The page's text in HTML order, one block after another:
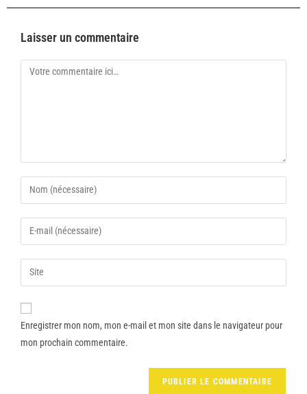
Laisser un commentaire
Enregistrer mon nom, mon e-mail et mon site dans le navigateur pour
mon prochain commentaire.